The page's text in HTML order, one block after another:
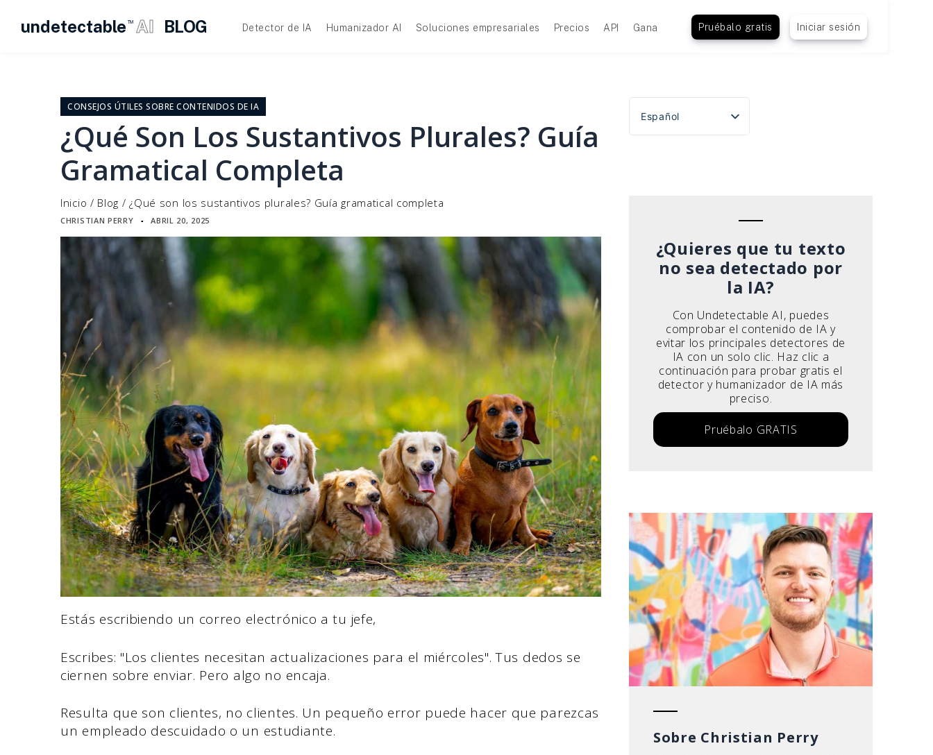
undetectable TM AI BLOG Detector de IA Humanizador AI Soluciones empresariales Precios API Gana Pruébalo gratis Iniciar sesión
contenido CONSEJOS ÚTILES SOBRE CONTENIDOS DE IA
¿Qué Son Los Sustantivos Plurales? Guía
Gramatical Completa
Inicio / Blog /¿Qué son los sustantivos plurales? Guía gramatical completa
CHRISTIAN PERRY ▪ ABRIL 20, 2025
Estás escribiendo un correo electrónico a tu jefe,
Escribes: "Los clientes necesitan actualizaciones para el miércoles". Tus dedos se
ciernen sobre enviar. Pero algo no encaja.
Resulta que son clientes, no clientes. Un pequeño error puede hacer que parezcas
un empleado descuidado o un estudiante.
Español
English
¿Quieres que tu texto
no sea detectado por
la IA?
Con Undetectable AI, puedes
comprobar el contenido de IA y
evitar los principales detectores de
IA con un solo clic. Haz clic a
continuación para probar gratis el
detector y humanizador de IA más
preciso.
Pruébalo GRATIS
Sobre Christian Perry